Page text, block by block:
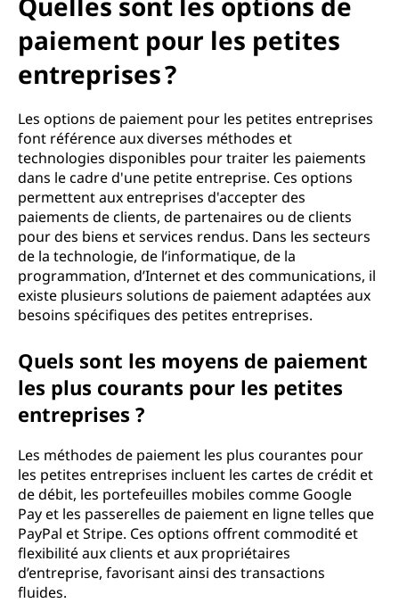
paiement pour les petites
entreprises ?
Les options de paiement pour les petites entreprises
font référence aux diverses méthodes et
technologies disponibles pour traiter les paiements
dans le cadre d'une petite entreprise. Ces options
permettent aux entreprises d'accepter des
paiements de clients, de partenaires ou de clients
pour des biens et services rendus. Dans les secteurs
de la technologie, de l’informatique, de la
programmation, d’Internet et des communications, il
existe plusieurs solutions de paiement adaptées aux
besoins spécifiques des petites entreprises.
Quels sont les moyens de paiement
les plus courants pour les petites
entreprises ?
Les méthodes de paiement les plus courantes pour
les petites entreprises incluent les cartes de crédit et
de débit, les portefeuilles mobiles comme Google
Pay et les passerelles de paiement en ligne telles que
PayPal et Stripe. Ces options offrent commodité et
flexibilité aux clients et aux propriétaires
d’entreprise, favorisant ainsi des transactions
fluides.